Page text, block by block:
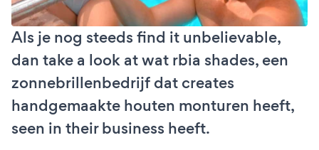
Als je nog steeds find it unbelievable,
dan take a look at wat rbia shades, een
zonnebrillenbedrijf dat creates
handgemaakte houten monturen heeft,
seen in their business heeft.